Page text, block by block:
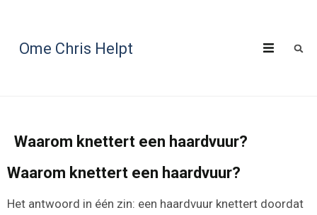
Ome Chris Helpt
Waarom knettert een haardvuur?
Waarom knettert een haardvuur?
Het antwoord in één zin: een haardvuur knettert doordat